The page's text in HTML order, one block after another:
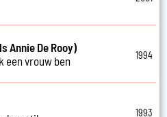
Annie De Rooy)
een vrouw ben
1994
1993